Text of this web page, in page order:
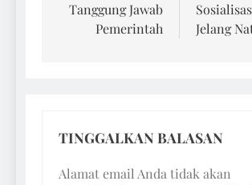
Tanggung Jawab
Pemerintah
Jelang
TINGGALKAN BALASAN
Alamat email Anda tidak akan